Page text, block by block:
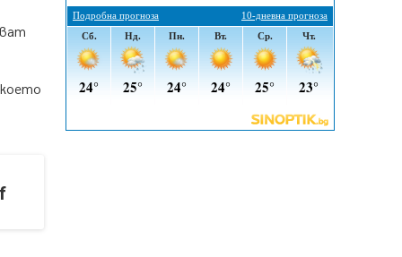
въглищните райони
05.08.2026, 14:57
Звезди от световна сцена в
Перник ще пеят на Пернишката